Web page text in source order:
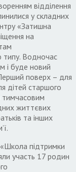
відділення
у складних
«Затишна
на
типу. Водночас
і буде новий
поверх – для
дітей старшого
тимчасовим
життєвих
та інших
.
підтримки
участь 17 родин